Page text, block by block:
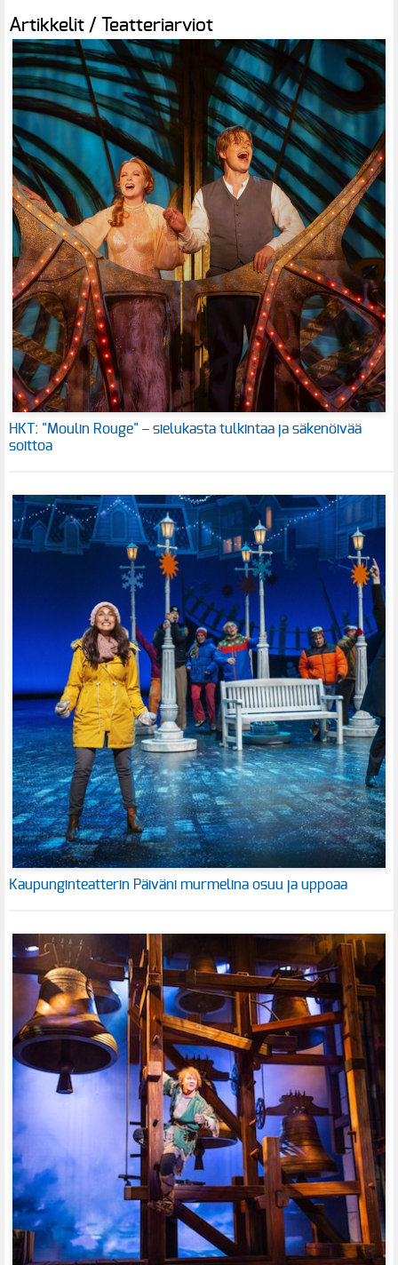
Artikkelit / Teatteriarviot
HKT: "Moulin Rouge" – sielukasta tulkintaa ja säkenöivää
soittoa
Kaupunginteatterin Päiväni murmelina osuu ja uppoaa